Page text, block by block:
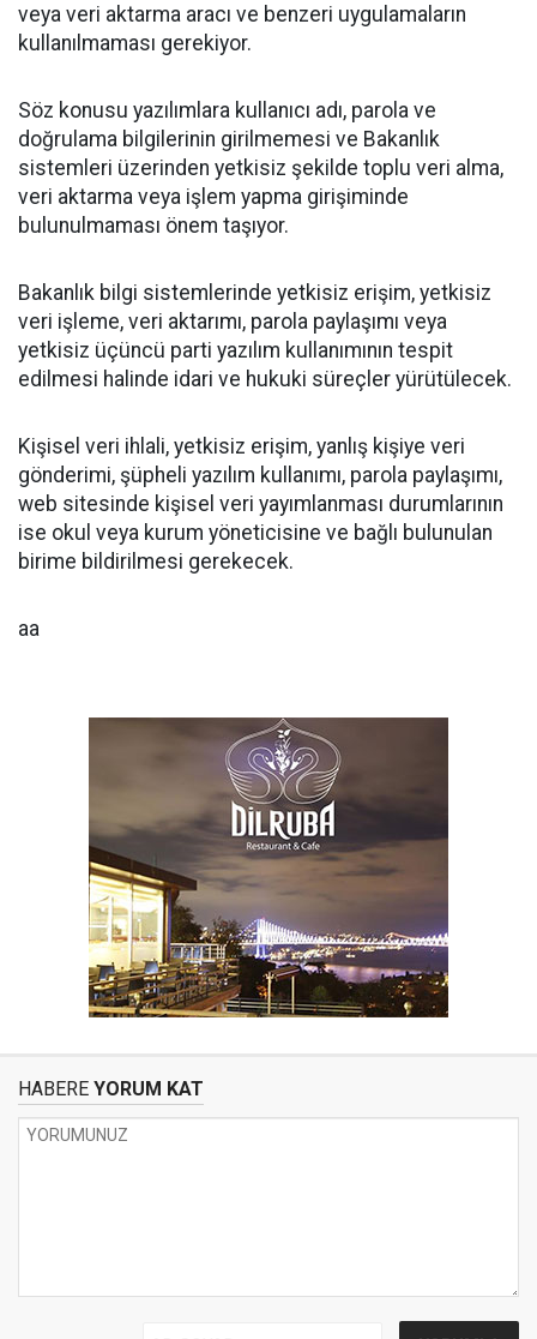
veya veri aktarma aracı ve benzeri uygulamaların
kullanılmaması gerekiyor.
Söz konusu yazılımlara kullanıcı adı, parola ve
doğrulama bilgilerinin girilmemesi ve Bakanlık
sistemleri üzerinden yetkisiz şekilde toplu veri alma,
veri aktarma veya işlem yapma girişiminde
bulunulmaması önem taşıyor.
Bakanlık bilgi sistemlerinde yetkisiz erişim, yetkisiz
veri işleme, veri aktarımı, parola paylaşımı veya
yetkisiz üçüncü parti yazılım kullanımının tespit
edilmesi halinde idari ve hukuki süreçler yürütülecek.
Kişisel veri ihlali, yetkisiz erişim, yanlış kişiye veri
gönderimi, şüpheli yazılım kullanımı, parola paylaşımı,
web sitesinde kişisel veri yayımlanması durumlarının
ise okul veya kurum yöneticisine ve bağlı bulunulan
birime bildirilmesi gerekecek.
aa
HABERE YORUM KAT